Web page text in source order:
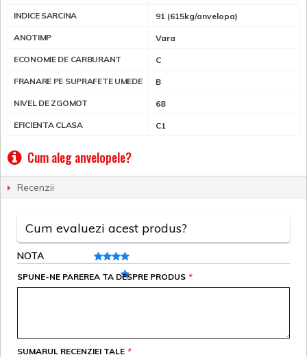
INDICE SARCINA 91 (615kg/anvelopa)
ANOTIMP Vara
ECONOMIE DE CARBURANT C
FRANARE PE SUPRAFETE UMEDE B
NIVEL DE ZGOMOT 68
EFICIENTA CLASA C1
Cum aleg anvelopele?
Recenzii
Cum evaluezi acest produs?
NOTA
*
SPUNE-NE PAREREA TA DESPRE PRODUS
*
SUMARUL RECENZIEI TALE